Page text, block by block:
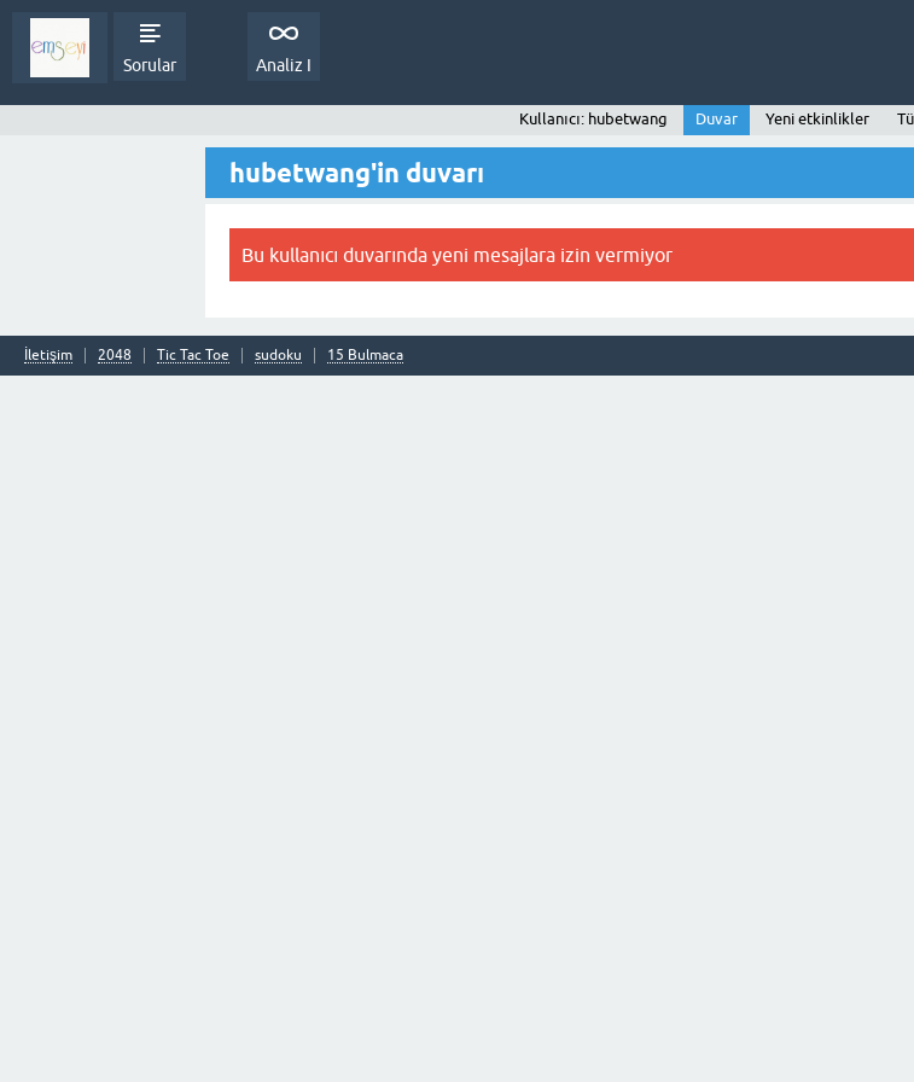
Sorular Analiz I
Kullanıcı: hubetwang Duvar Yeni etkinlikler
hubetwang'in duvarı
Bu kullanıcı duvarında yeni mesajlara izin vermiyor
İletişim 2048 Tic Tac Toe sudoku 15 Bulmaca